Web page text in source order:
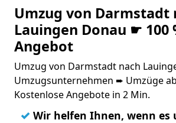
Umzug von Darmstadt
Lauingen Donau ☛ 100
Angebot
Umzug von Darmstadt nach
Umzugsunternehmen ➨ Umzüge
Kostenlose Angebote in 2 Min.
✓ Wir helfen Ihnen, wenn es